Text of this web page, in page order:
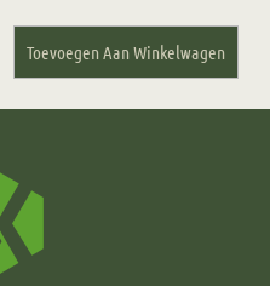
Toevoegen Aan Winkelwagen